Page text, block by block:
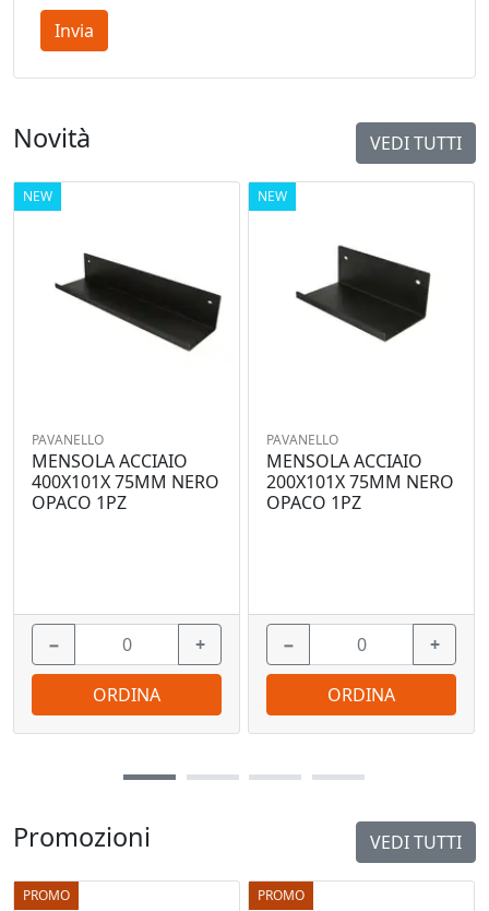
Invia
Promozioni VEDI TUTTI
PROMO PROMO
Novità VEDI TUTTI
NEW
PAVANELLO
MENSOLA ACCIAIO
400X101X 75MM NERO
OPACO 1PZ
− +
ORDINA
NEW
PAVANELLO
MENSOLA ACCIAIO
200X101X 75MM NERO
OPACO 1PZ
− +
ORDINA